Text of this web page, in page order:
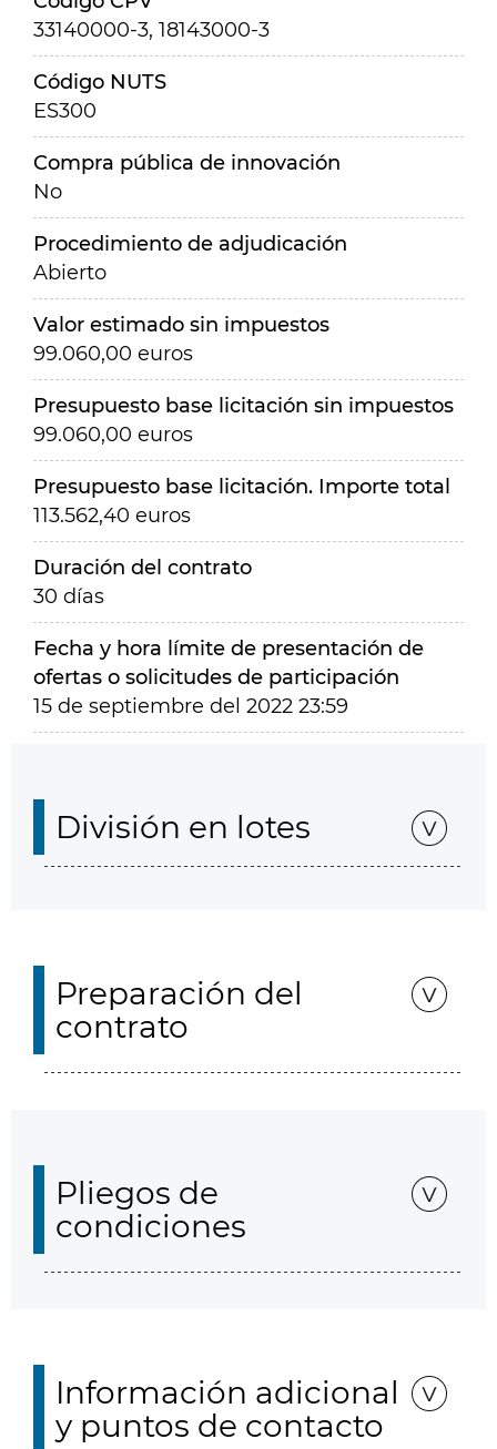
33140000-3, 18143000-3
Código NUTS
ES300
Compra pública de innovación
No
Procedimiento de adjudicación
Abierto
Valor estimado sin impuestos
99.060,00 euros
Presupuesto base licitación sin impuestos
99.060,00 euros
Presupuesto base licitación. Importe total
113.562,40 euros
Duración del contrato
30 días
Fecha y hora límite de presentación de
ofertas o solicitudes de participación
15 de septiembre del 2022 23:59
División en lotes
Preparación del
contrato
Pliegos de
condiciones
Información adicional
y puntos de contacto